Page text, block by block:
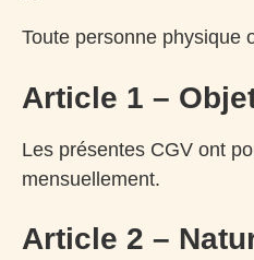
Toute personne physique
Article 1 –
Les présentes CGV ont
mensuellement.
Article 2 –